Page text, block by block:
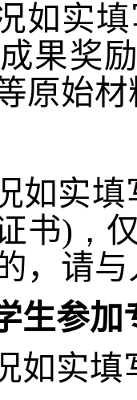
如实
果奖
原始材
如实
书)，
，请
生参
如实填